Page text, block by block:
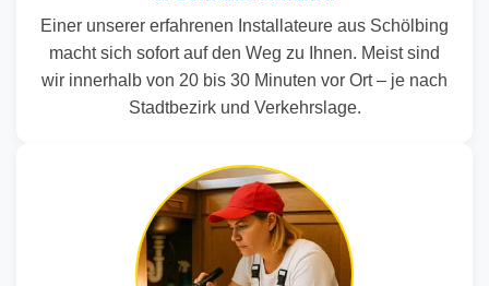
Einer unserer erfahrenen Installateure aus Schölbing
macht sich sofort auf den Weg zu Ihnen. Meist sind
wir innerhalb von 20 bis 30 Minuten vor Ort – je nach
Stadtbezirk und Verkehrslage.